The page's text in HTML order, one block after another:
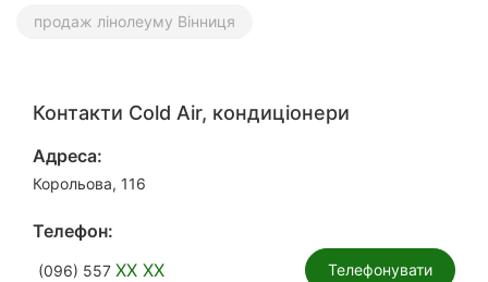
продаж лінолеуму Вінниця
Контакти Cold Air, кондиціонери
Адреса:
Корольова, 116
Телефон:
(096) 557 XX XX Телефонувати